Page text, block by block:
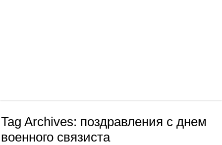
Tag Archives: поздравления с днем
военного связиста